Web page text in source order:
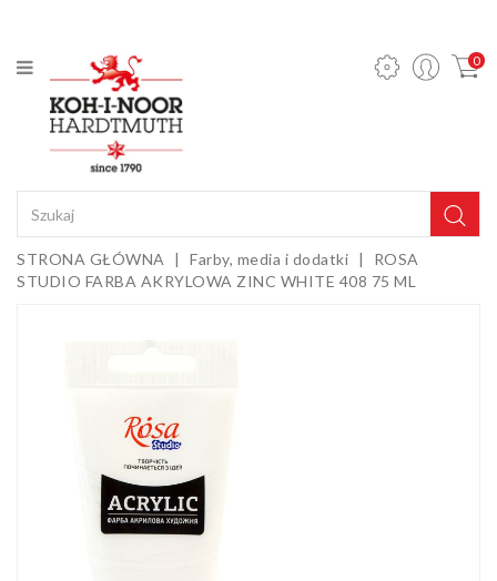
Ołówki
mechaniczne
i wkłady
Ołówki
grafitowe
Kredki
Pastele,
podobrazia
papiery
0
STRONA GŁÓWNA Farby, media i dodatki
ROSA
STUDIO FARBA AKRYLOWA ZINC WHITE 408 75 ML